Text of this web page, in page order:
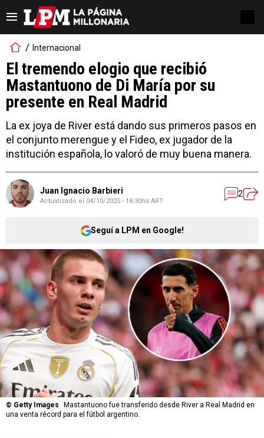
Internacional
El tremendo elogio que recibió
Mastantuono de Di María por su
presente en Real Madrid
La ex joya de River está dando sus primeros pasos en
el conjunto merengue y el Fideo, ex jugador de la
institución española, lo valoró de muy buena manera.
Juan Ignacio Barbieri
Actualizado el 04/10/2025 - 18:30hs ART
2
Seguí a LPM en Google!
© Getty Images
Mastantuono fue transferido desde River a Real Madrid en
una venta récord para el fútbol argentino.